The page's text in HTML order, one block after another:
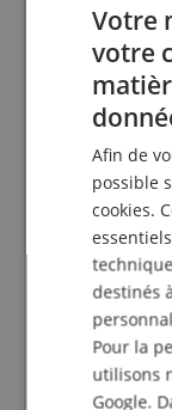
évaluation
Une aide
Soap
Cette revue a
achat vérifié
Confortable,
devrait être
s'asseoir
l'argent bien
Facile à
Votre
votre
Afin de
possible
cookies.
destinés
Pour la
utilisons
Google.